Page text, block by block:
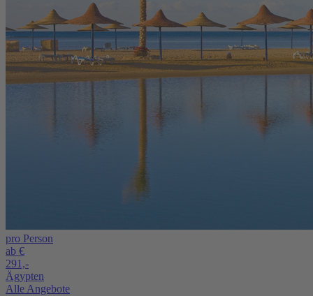
pro Person
ab €
291,-
Ägypten
Alle Angebote